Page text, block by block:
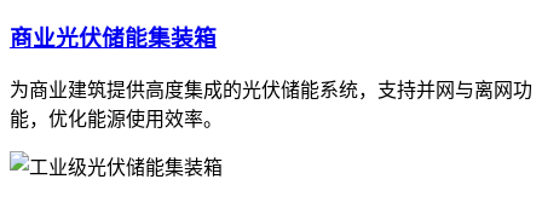
商业光伏储能集装箱
为商业建筑提供高度集成的光伏储能系统，支持并网与离网功
能，优化能源使用效率。